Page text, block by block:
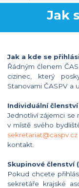
Jak
Jak a kde se
Řádným členem
cizinec, který
Stanovami ČASPV a
Individuální
Jednotliví zájemci
v místě svého
sekretariat@caspv.cz
kontakt.
Skupinové členství
Pokud chcete
sekretáře krajské